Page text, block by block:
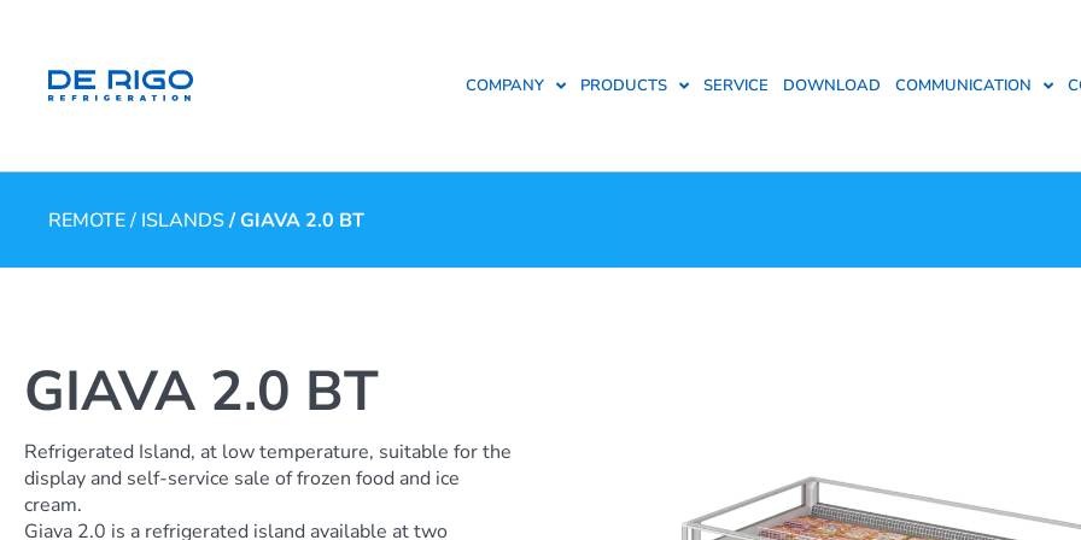
COMPANY PRODUCTS SERVICE DOWNLOAD COMMUNICATION
REMOTE/ ISLANDS/ GIAVA 2.0 BT
GIAVA 2.0 BT
Refrigerated Island, at low temperature, suitable for the
display and self-service sale of frozen food and ice
cream.
Giava 2.0 is a refrigerated island available at two